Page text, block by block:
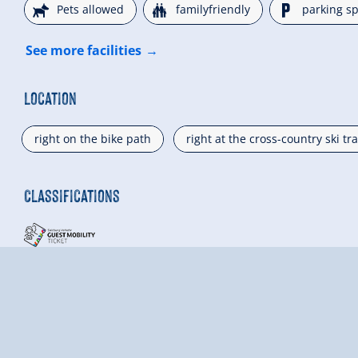
🔮Pets allowed 🍺familyfriendly 🐈parking
See more facilities
Location
right on the bike path right at the cross-country ski
Classifications